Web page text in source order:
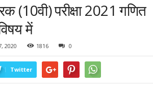
(10वी) परीक्षा 2021 गणित
में
2020 1816 0
Twitter